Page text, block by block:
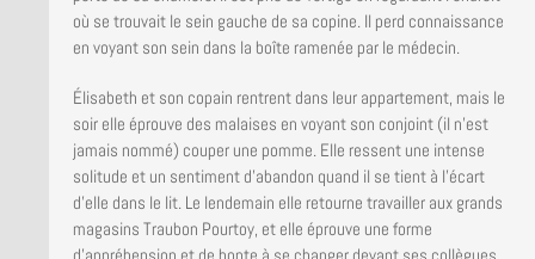
où se trouvait le sein gauche de sa copine. Il perd connaissance
en voyant son sein dans la boîte ramenée par le médecin.
Élisabeth et son copain rentrent dans leur appartement, mais le
soir elle éprouve des malaises en voyant son conjoint (il n’est
jamais nommé) couper une pomme. Elle ressent une intense
solitude et un sentiment d’abandon quand il se tient à l’écart
d’elle dans le lit. Le lendemain elle retourne travailler aux grands
magasins Traubon Pourtoy, et elle éprouve une forme